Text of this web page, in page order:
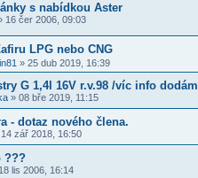
s nabídkou Aster
16 čer 2006, 09:03
LPG nebo CNG
» 25 dub 2019, 16:39
G 1,4l 16V r.v.98 /víc info
» 08 bře 2019, 11:15
- dotaz nového člena.
14 zář 2018, 16:50
???
18 lis 2006, 16:14